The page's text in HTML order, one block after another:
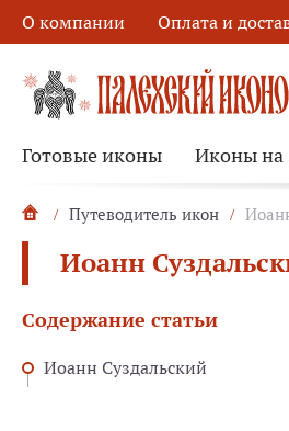
О компании Оплата и
Готовые иконы Иконы на
Путеводитель икон
Иоанн
Содержание статьи
Иоанн Суздальский